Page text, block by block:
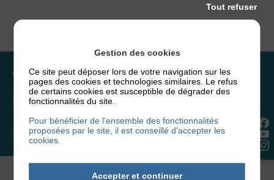
Vous souhaitez rejoindre
l’association ou faire un don ?
NOUS REJOINDRE
Gestion des cookies
Ce site peut déposer lors de votre navigation sur les
pages des cookies et technologies similaires. Le refus
de certains cookies est susceptible de dégrader des
fonctionnalités du site.
Pour bénéficier de l’ensemble des fonctionnalités
proposées par le site, il est conseillé d'accepter les
cookies.
Accepter et continuer
Tout refuser